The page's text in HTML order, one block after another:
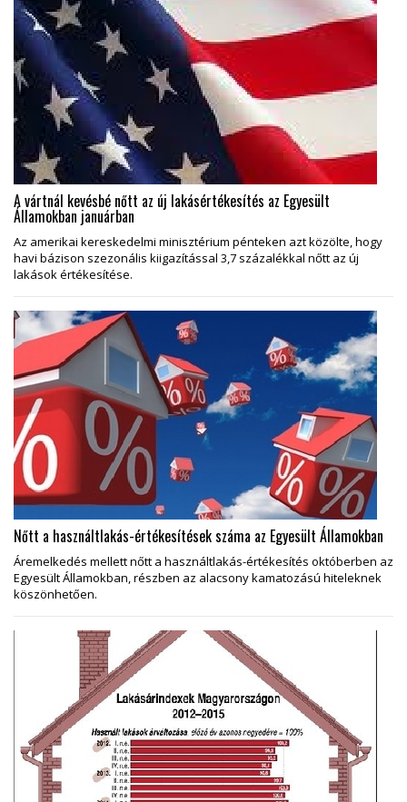
A vártnál kevésbé nőtt az új lakásértékesítés az Egyesült
Államokban januárban
Az amerikai kereskedelmi minisztérium pénteken azt közölte, hogy
havi bázison szezonális kiigazítással 3,7 százalékkal nőtt az új
lakások értékesítése.
Nőtt a használtlakás-értékesítések száma az Egyesült Államokban
Áremelkedés mellett nőtt a használtlakás-értékesítés októberben az
Egyesült Államokban, részben az alacsony kamatozású hiteleknek
köszönhetően.